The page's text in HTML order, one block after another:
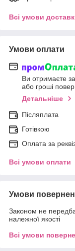
Всі умови
Умови оплати
Ви отримаєте
або гроші
Детальніше
Післяплата
Готівкою
Оплата за
Всі умови оплати
Умови
Законом не
належної якості
Всі умови